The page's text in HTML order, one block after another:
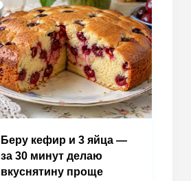
Беру кефир и 3 яйца —
за 30 минут делаю
вкуснятину проще